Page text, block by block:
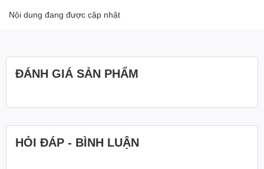
Nội dung đang được cập nhật
ĐÁNH GIÁ SẢN PHẨM
HỎI ĐÁP - BÌNH LUẬN